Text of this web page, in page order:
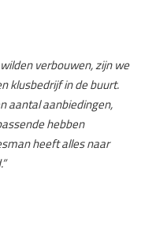
verbouwen, zijn we
klusbedrijf in de buurt.
aantal aanbiedingen,
hebben
heeft alles naar